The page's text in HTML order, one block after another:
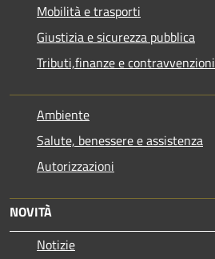
Mobilità e trasporti
Giustizia e sicurezza pubblica
Tributi,finanze e contravvenzioni
Ambiente
Salute, benessere e assistenza
Autorizzazioni
NOVITÀ
Notizie